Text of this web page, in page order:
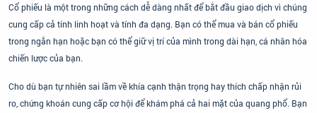
Cổ phiếu là một trong những cách dễ dàng nhất để bắt đầu giao dịch vì chúng
cung cấp cả tính linh hoạt và tính đa dạng. Bạn có thể mua và bán cổ phiếu
trong ngắn hạn hoặc bạn có thể giữ vị trí của mình trong dài hạn, cá nhân hóa
chiến lược của bạn.
Cho dù bạn tự nhiên sai lầm về khía cạnh thận trọng hay thích chấp nhận rủi
ro, chứng khoán cung cấp cơ hội để khám phá cả hai mặt của quang phổ. Bạn